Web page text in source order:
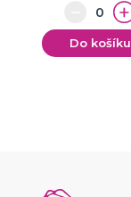
Do košíku